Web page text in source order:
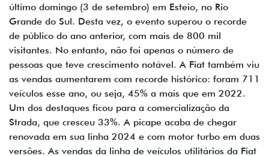
último domingo (3 de setembro) em Esteio, no Rio
Grande do Sul. Desta vez, o evento superou o recorde
de público do ano anterior, com mais de 800 mil
visitantes. No entanto, não foi apenas o número de
pessoas que teve crescimento notável. A Fiat também viu
as vendas aumentarem com recorde histórico: foram 711
veículos esse ano, ou seja, 45% a mais que em 2022.
Um dos destaques ficou para a comercialização da
Strada, que cresceu 33%. A picape acaba de chegar
renovada em sua linha 2024 e com motor turbo em duas
versões. As vendas da linha de veículos utilitários da Fiat